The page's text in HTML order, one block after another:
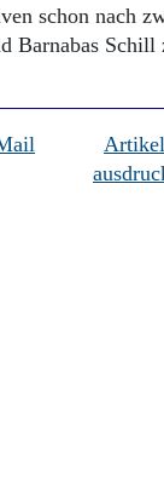
schon nach
Barnabas
Artikel